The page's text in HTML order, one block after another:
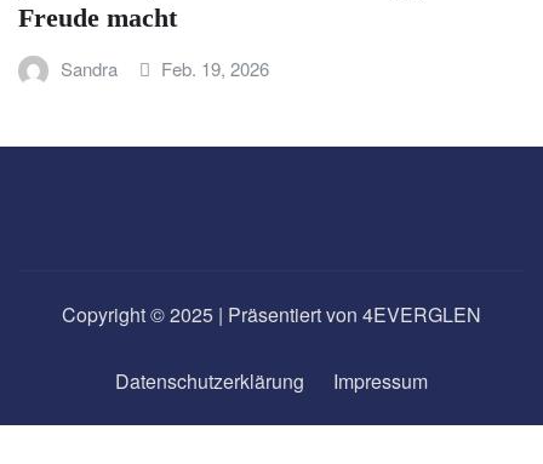
macht
Sandra Feb. 19, 2026
Copyright © 2025 | Präsentiert von 4EVERGLEN
Datenschutzerklärung Impressum